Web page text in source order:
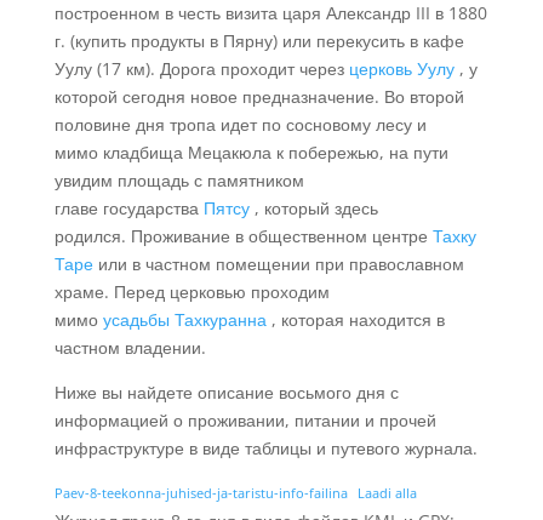
построенном в честь визита царя Александр III в 1880
г. (купить продукты в Пярну) или перекусить в кафе
Уулу (17 км). Дорога проходит через церковь Уулу, у
которой сегодня новое предназначение. Во второй
половине дня тропа идет по сосновому лесу и
мимо кладбища Мецакюла к побережью, на пути
увидим площадь с памятником
главе государства Пятсу, который здесь
родился. Проживание в общественном центре Тахку
Тареили в частном помещении при православном
храме. Перед церковью проходим
мимо усадьбы Тахкуранна, которая находится в
частном владении.
Ниже вы найдете описание восьмого дня с
информацией о проживании, питании и прочей
инфраструктуре в виде таблицы и путевого журнала.
Paev-8-teekonna-juhised-ja-taristu-info-failina Laadi alla